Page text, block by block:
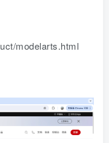
modelarts.html